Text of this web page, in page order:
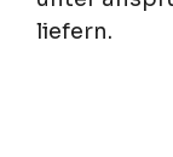
liefern.